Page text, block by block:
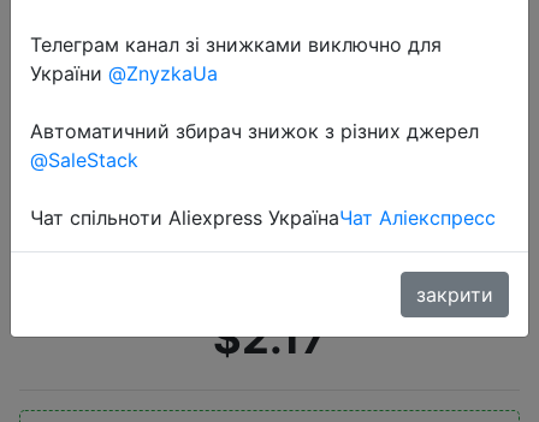
2020-07-07
USB 3,0 к USB M/F кабель 5 Гбит/с
для ТВ Smart PS4 X box SSD USB
удлинитель Кабель для передачи
данных C267
$2.17
Телеграм канал зі знижками виключно для
України @ZnyzkaUa
Автоматичний збирач знижок з різних джерел
@SaleStack
Чат спільноти Aliexpress УкраїнаЧат Аліекспресс
закрити